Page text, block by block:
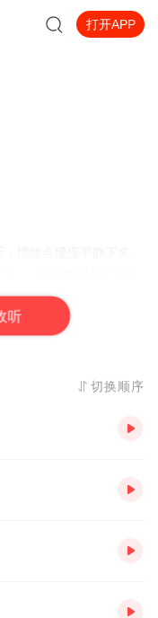
打开APP
），助眠效果比数羊管
气场，贵人缘会变好。
时突然想通（比如"放
下善根，好事慢慢来找
有用，关键是心要
听
切换顺序